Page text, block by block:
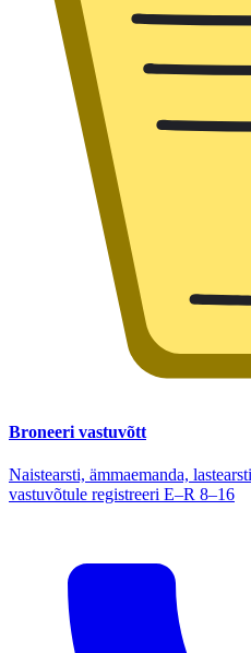
Broneeri vastuvõtt
Naistearsti, ämmaemanda,
vastuvõtule registreeri E–R 8–16